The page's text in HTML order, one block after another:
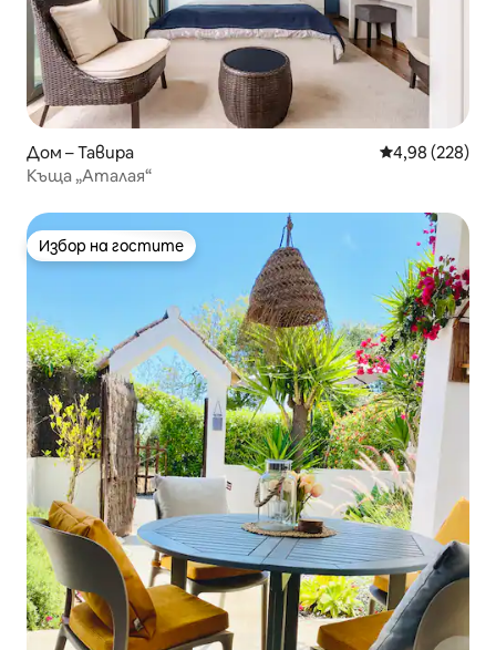
Дом – Тавира Средна
4,98 (228)
Къща „Аталая“
Избор на гостите
Избор на гостите